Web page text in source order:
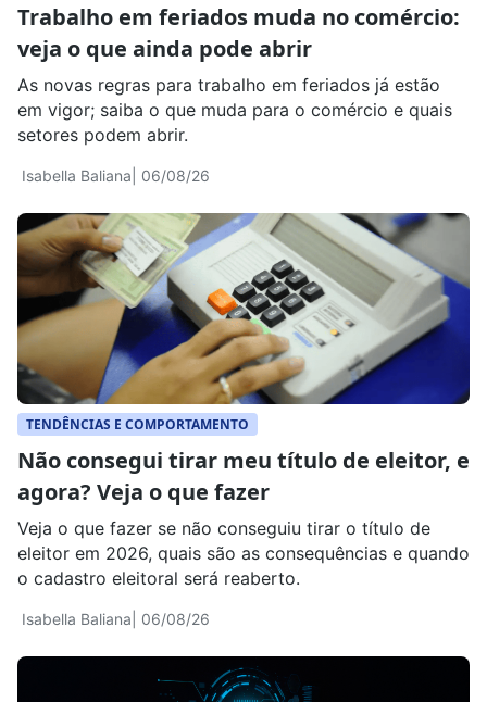
Trabalho em feriados muda no comércio:
veja o que ainda pode abrir
Isabella Baliana | 06/08/26
As novas regras para trabalho em feriados já estão
em vigor; saiba o que muda para o comércio e quais
setores podem abrir.
TENDÊNCIAS E COMPORTAMENTO
Não consegui tirar meu título de eleitor, e
agora? Veja o que fazer
Isabella Baliana | 06/08/26
Veja o que fazer se não conseguiu tirar o título de
eleitor em 2026, quais são as consequências e quando
o cadastro eleitoral será reaberto.